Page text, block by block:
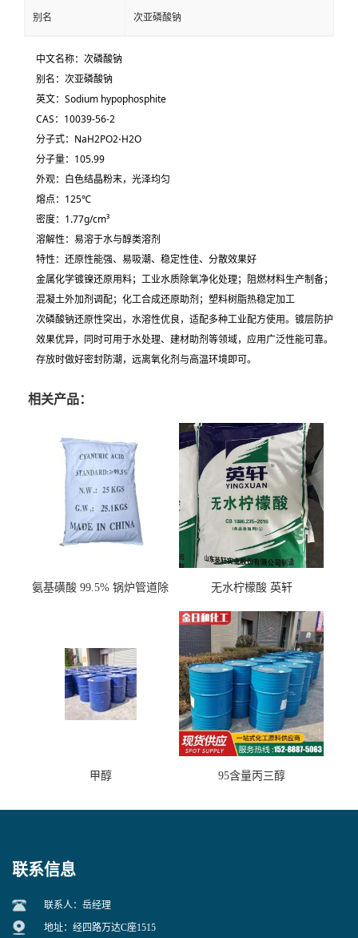
别名 次亚磷酸钠
中文名称：次磷酸钠
别名：次亚磷酸钠
英文：Sodium hypophosphite
CAS： 10039-56-2
分子式： NaH2PO2⋅H2O
分子量：105.99
外观：白色结晶粉末，光泽均匀
熔点：125℃
密度：1.77g/cm³
溶解性：易溶于水与醇类溶剂
特性：还原性能强、易吸潮、稳定性佳、分散效果好
金属化学镀镍还原用料；工业水质除氧净化处理；阻燃材料生产制备；
混凝土外加剂调配；化工合成还原助剂；塑料树脂热稳定加工
次磷酸钠还原性突出，水溶性优良，适配多种工业配方使用。镀层防护
效果优异，同时可用于水处理、建材助剂等领域，应用广泛性能可靠。
存放时做好密封防潮，远离氧化剂与高温环境即可。
相关产品：
氨基磺酸 99.5% 锅炉管道除
无水柠檬酸 英轩
甲醇 95含量丙三醇
联系信息
联系人：岳经理
地址：经四路万达C座1515